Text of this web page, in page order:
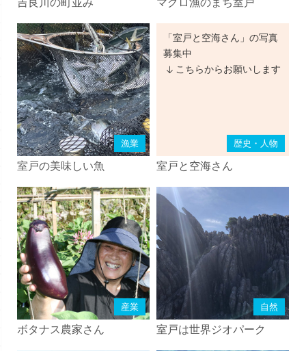
吉良川の町並み マグロ漁のまち室戸
漁業
室戸の美味しい魚
「室戸と空海さん」の写真
募集中
こちらからお願いします
歴史・人物
室戸と空海さん
産業
ボタナス農家さん
自然
室戸は世界ジオパーク